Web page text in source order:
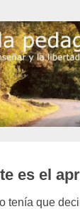
es el
tenía que